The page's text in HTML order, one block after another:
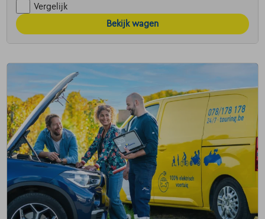
Vergelijk
Bekijk wagen